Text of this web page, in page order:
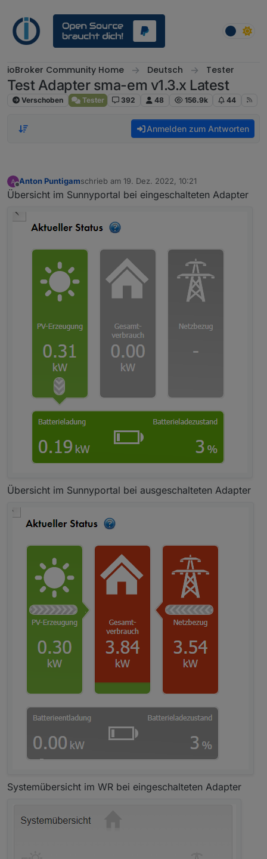
ioBroker Community Home Deutsch Tester
Test Adapter sma-em v1.3.x Latest
Verschoben Tester 392 48 156.9k 44
Anmelden zum Antworten
Offline
Anton Puntigamschrieb am 19. Dez. 2022, 10:21
zuletzt editiert von
Übersicht im Sunnyportal bei eingeschalteten Adapter
Übersicht im Sunnyportal bei ausgeschalteten Adapter
Systemübersicht im WR bei eingeschalteten Adapter